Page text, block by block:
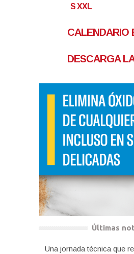
S XXL
CALENDARIO
DESCARGA
Últimas
Una jornada técnica que